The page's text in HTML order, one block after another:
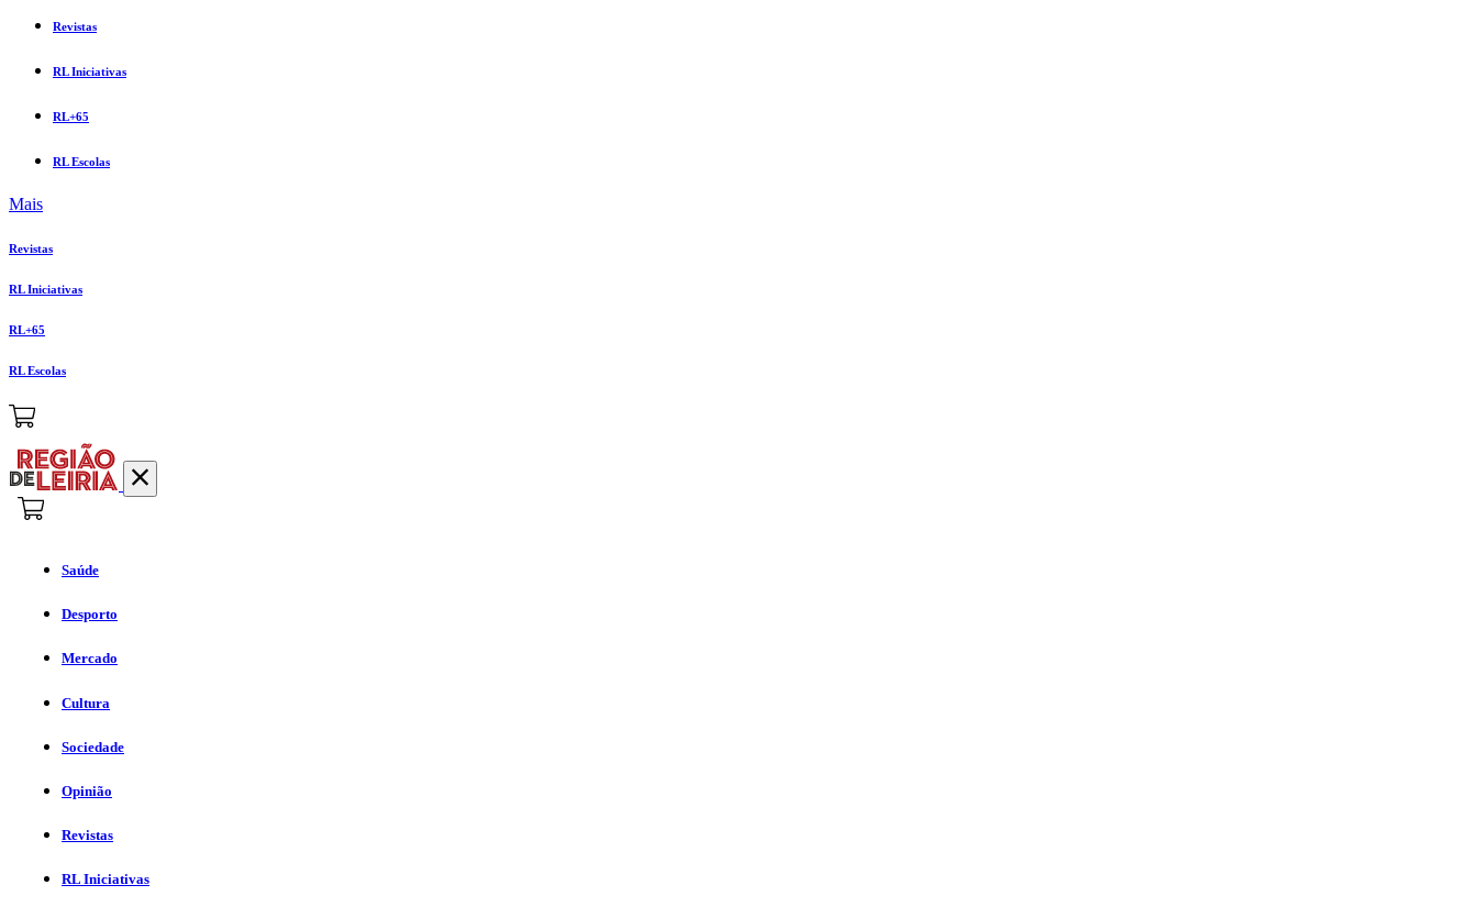
Revistas
RL Iniciativas
RL+65
RL Escolas
Mais
Revistas
RL Iniciativas
RL+65
RL Escolas
Saúde
Desporto
Mercado
Cultura
Sociedade
Opinião
Revistas
RL Iniciativas